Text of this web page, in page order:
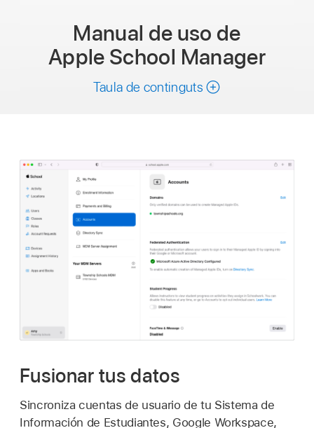
Manual de uso de
Apple School Manager
Taula de continguts
Fusionar tus datos
Sincroniza cuentas de usuario de tu Sistema de
Información de Estudiantes, Google Workspace,